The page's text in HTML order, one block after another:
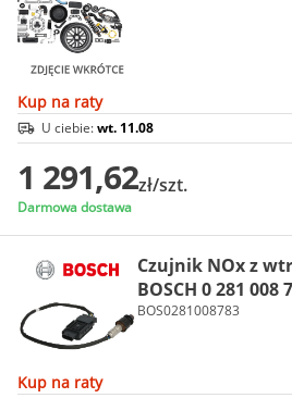
Kup na raty
U ciebie:wt. 11.08
1 291,62zł/szt.
Darmowa dostawa
Czujnik NOx z
BOSCH 0 281 008
BOS0281008783
Kup na raty